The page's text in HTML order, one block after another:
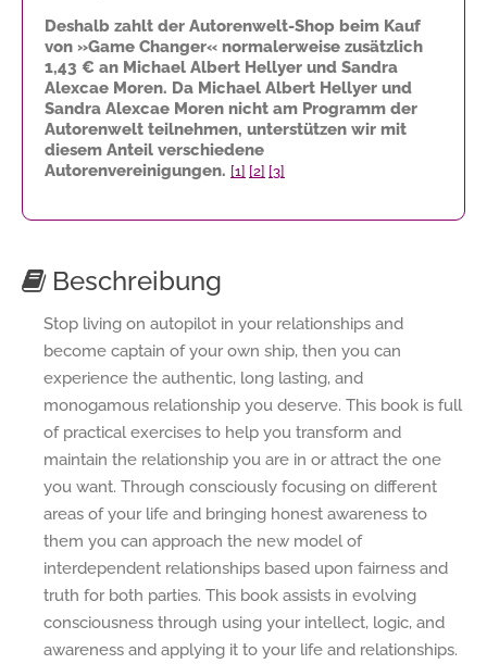
Deshalb zahlt der Autorenwelt-Shop beim Kauf
von »Game Changer« normalerweise zusätzlich
1,43 € an Michael Albert Hellyer und Sandra
Alexcae Moren. Da Michael Albert Hellyer und
Sandra Alexcae Moren nicht am Programm der
Autorenwelt teilnehmen, unterstützen wir mit
diesem Anteil verschiedene
Autorenvereinigungen. [1] [2] [3]
Beschreibung
Stop living on autopilot in your relationships and
become captain of your own ship, then you can
experience the authentic, long lasting, and
monogamous relationship you deserve. This book is full
of practical exercises to help you transform and
maintain the relationship you are in or attract the one
you want. Through consciously focusing on different
areas of your life and bringing honest awareness to
them you can approach the new model of
interdependent relationships based upon fairness and
truth for both parties. This book assists in evolving
consciousness through using your intellect, logic, and
awareness and applying it to your life and relationships.